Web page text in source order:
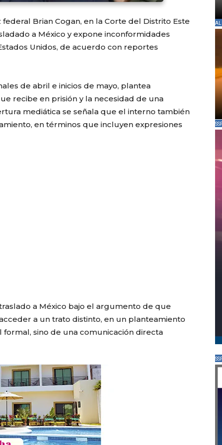
Brian Cogan, en la Corte del Distrito Este
a México y expone inconformidades
Unidos, de acuerdo con reportes
de abril e inicios de mayo, plantea
recibe en prisión y la necesidad de una
mediática se señala que el interno también
en términos que incluyen expresiones
a México bajo el argumento de que
a un trato distinto, en un planteamiento
sino de una comunicación directa